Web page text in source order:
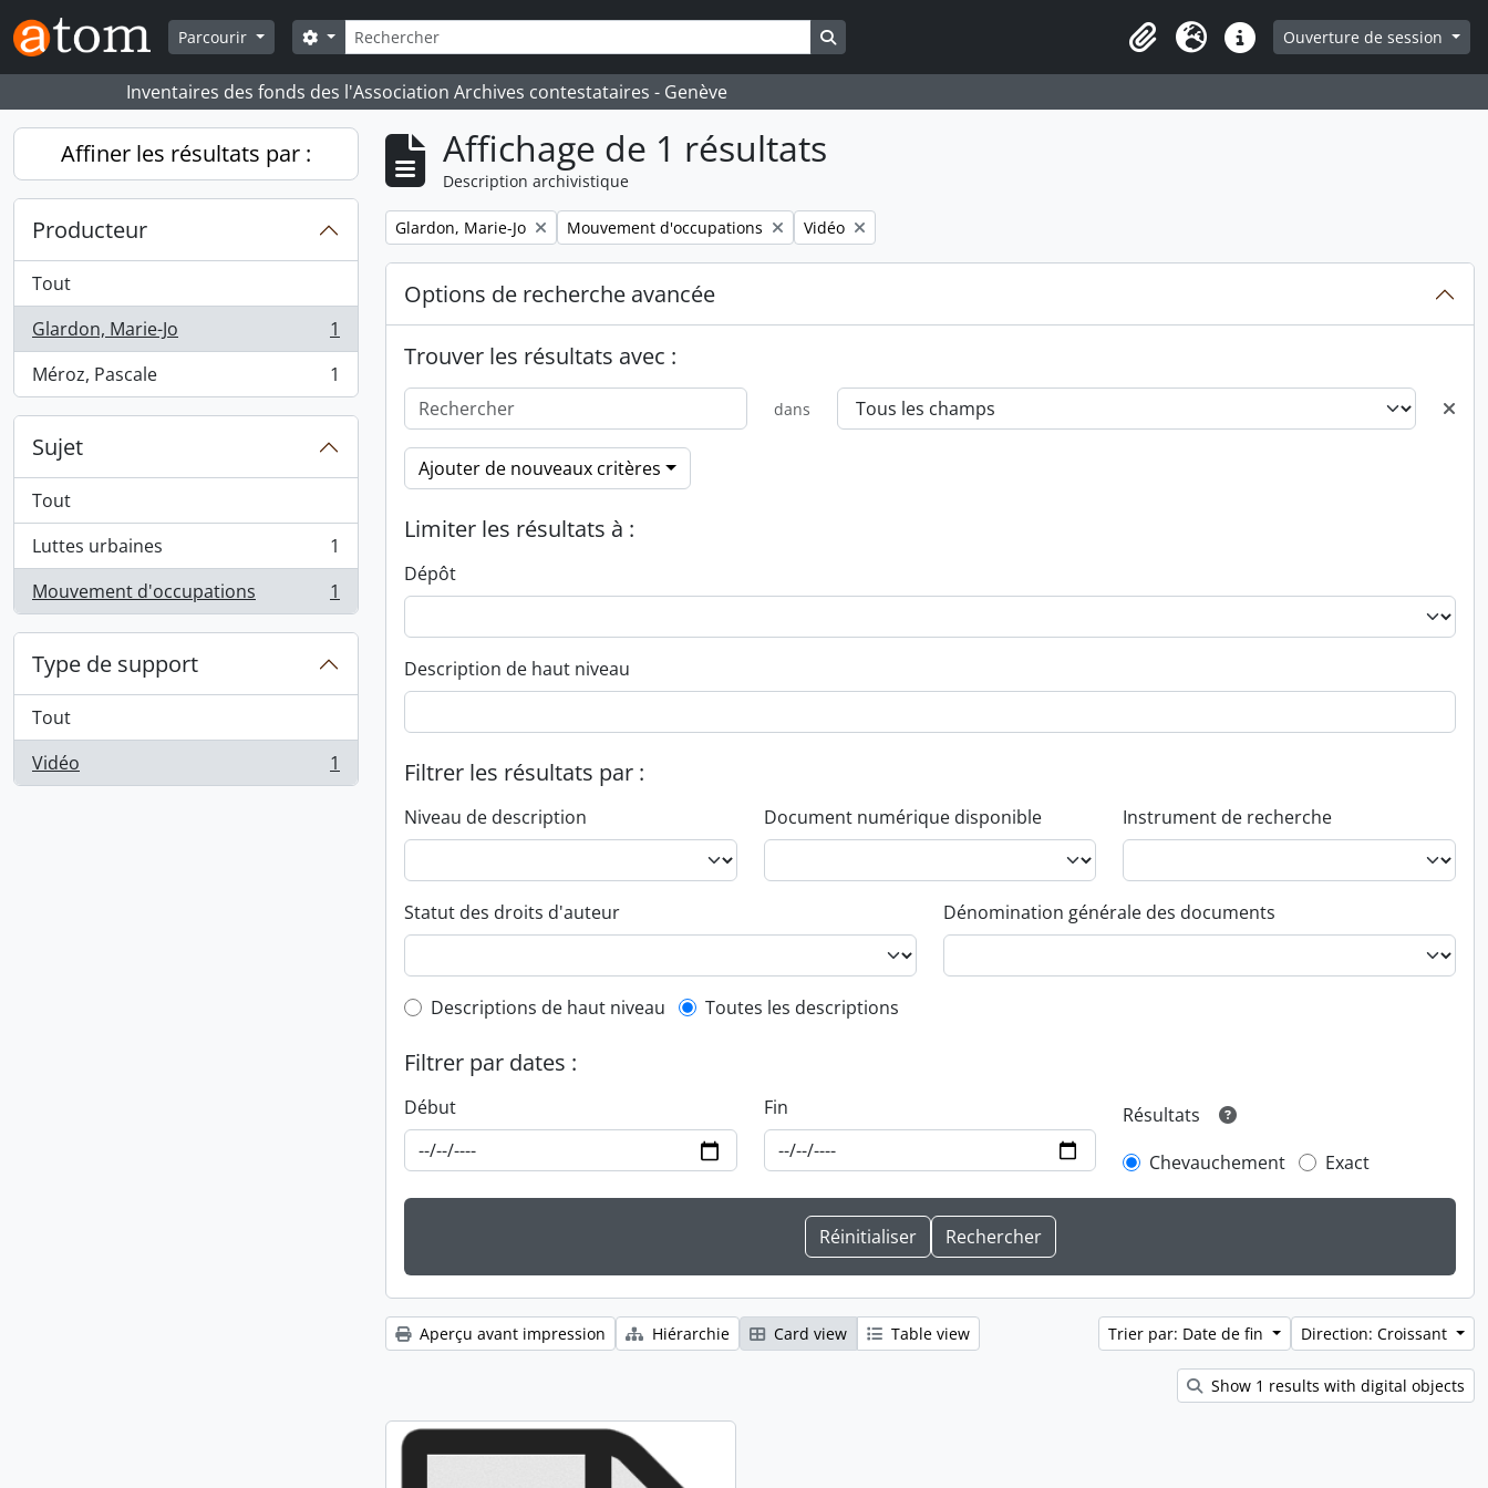
Skip to main content
Parcourir
Rechercher
Search options
Presse-papier
LangueLiens rapidesOuverture de session
Inventaires des fonds des l'Association Archives contestataires - Genève
Affiner les résultats par :
Producteur
Tout
Glardon, Marie-Jo
, 1 résultats
1
Méroz, Pascale
, 1 résultats 1
Sujet
Tout
Luttes urbaines
, 1 résultats
1
Mouvement d'occupations
, 1 résultats 1
Type de support
Tout
Vidéo
, 1 résultats 1
Affichage de 1 résultats
Description archivistique
Remove filter:
Glardon, Marie-Jo Remove filter:
Mouvement d'occupations Remove filter:
Vidéo
Options de recherche avancée
Trouver les résultats avec :
dans
Ajouter de nouveaux critères
Limiter les résultats à :
Dépôt
Description de haut niveau
Filtrer les résultats par :
Niveau de description Document numérique disponible Instrument de recherche
Statut des droits d'auteur Dénomination générale des documents
Top-level description filter
Descriptions de haut niveau Toutes les descriptions
Filtrer par dates :
Début Fin
Résultats
Chevauchement
Exact
Aperçu avant impression Hiérarchie Card view Table view Trier par: Date de fin Direction: Croissant
Show 1 results with digital objects